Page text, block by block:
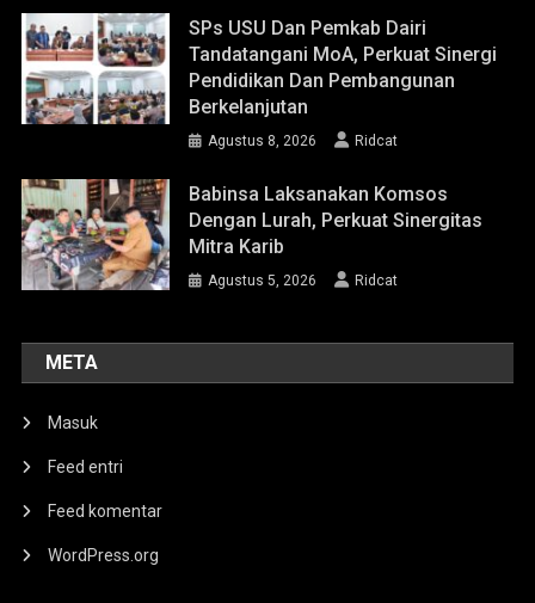
SPs USU Dan Pemkab Dairi
Tandatangani MoA, Perkuat Sinergi
Pendidikan Dan Pembangunan
Berkelanjutan
Agustus 8, 2026 Ridcat
Babinsa Laksanakan Komsos
Dengan Lurah, Perkuat Sinergitas
Mitra Karib
Agustus 5, 2026 Ridcat
META
Masuk
Feed entri
Feed komentar
WordPress.org